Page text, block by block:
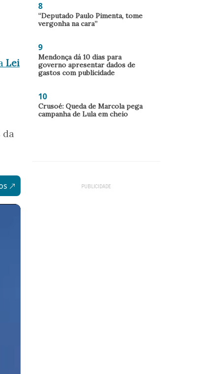
Lei
da
8
“Deputado Paulo Pimenta, tome
vergonha na cara”
9
Mendonça dá 10 dias para
governo apresentar dados de
gastos com publicidade
10
Crusoé: Queda de Marcola pega
campanha de Lula em cheio